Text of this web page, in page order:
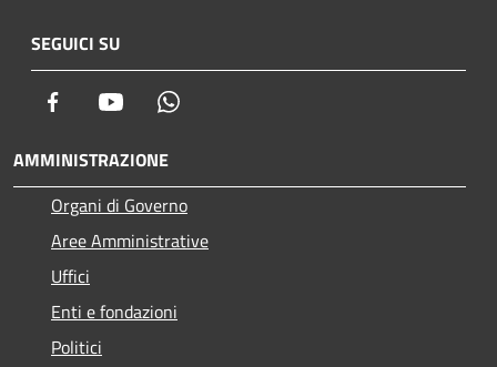
SEGUICI SU
Facebook Youtube
AMMINISTRAZIONE
Organi di Governo
Aree Amministrative
Uffici
Enti e fondazioni
Politici